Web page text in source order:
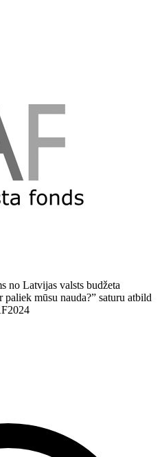
no Latvijas valsts budžeta
mūsu nauda?” saturu atbild